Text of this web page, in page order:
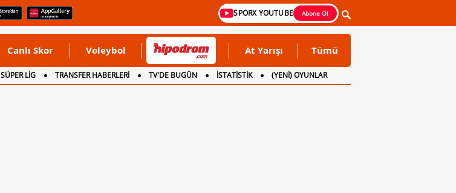
SPORX YOUTUBE Abone Ol
Canlı Skor Voleybol At Yarışı Tümü
SÜPER LİG TRANSFER HABERLERİ TV'DE BUGÜN İSTATİSTİK
(YENİ) OYUNLAR